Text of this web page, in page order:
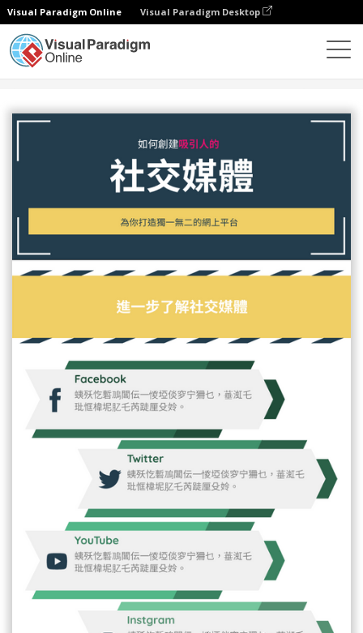
Visual Paradigm Online Visual Paradigm Desktop